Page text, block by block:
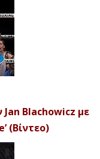
Blachowicz με
(Βίντεο)